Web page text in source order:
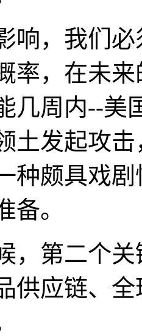
响，我们
率，在未
几周内--美
土发起攻
种颇具戏
备。
，第二个
供应链、